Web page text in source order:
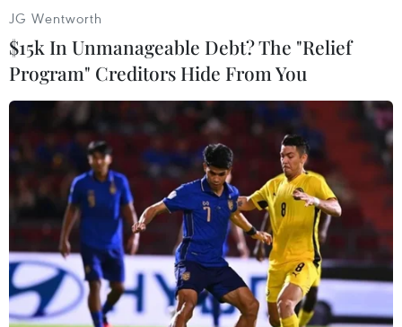
Đồng đã chuyển thi thể của 4 nạn nhân về TP. Hồ
Chí Minh để bàn giao cho gia đình đưa về nước
an táng.
JG Wentworth
$15k In Unmanageable Debt? The "Relief
Program" Creditors Hide From You